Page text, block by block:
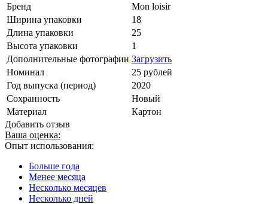
Бренд
Mon loisir
Ширина упаковки
18
Длина упаковки
25
Высота упаковки
1
Дополнительные фотографии Загрузить
Номинал
25 рублей
Год выпуска (период)
2020
Сохранность
Новый
Материал
Картон
Добавить отзыв
Ваша оценка:
Опыт использования:
Больше года
Менее месяца
Несколько месяцев
Несколько дней